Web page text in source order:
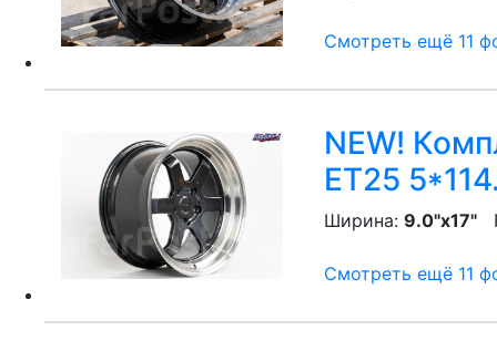
Смотреть ещё 11
NEW!
ET25
Ширина: 9.0"x17"
Смотреть ещё 11